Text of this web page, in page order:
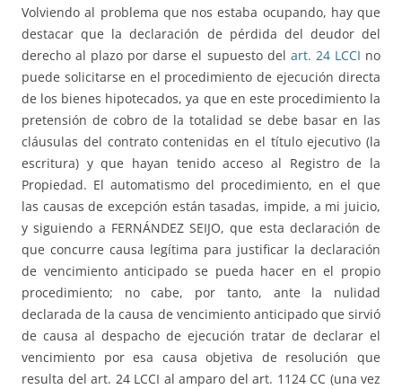
Volviendo al problema que nos estaba ocupando, hay que
destacar que la declaración de pérdida del deudor del
derecho al plazo por darse el supuesto del art. 24 LCCI no
puede solicitarse en el procedimiento de ejecución directa
de los bienes hipotecados, ya que en este procedimiento la
pretensión de cobro de la totalidad se debe basar en las
cláusulas del contrato contenidas en el título ejecutivo (la
escritura) y que hayan tenido acceso al Registro de la
Propiedad. El automatismo del procedimiento, en el que
las causas de excepción están tasadas, impide, a mi juicio,
y siguiendo a FERNÁNDEZ SEIJO, que esta declaración de
que concurre causa legítima para justificar la declaración
de vencimiento anticipado se pueda hacer en el propio
procedimiento; no cabe, por tanto, ante la nulidad
declarada de la causa de vencimiento anticipado que sirvió
de causa al despacho de ejecución tratar de declarar el
vencimiento por esa causa objetiva de resolución que
resulta del art. 24 LCCI al amparo del art. 1124 CC (una vez